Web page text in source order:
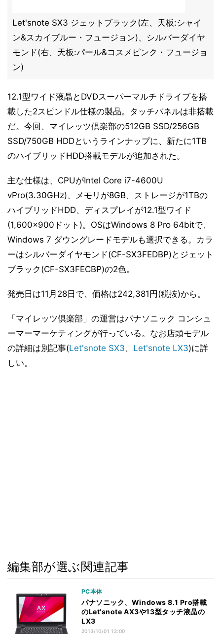
Let'snote SX3 ジェットブラック(左、天板:シャイ
ン&スカイブルー・フュージョン)、シルバーダイヤ
モンド(右、天板:パール&コスメピンク・フュージョ
ン)
12.1型ワイド液晶とDVDスーパーマルチドライブを搭
載した2スピンドル仕様の製品。タッチパネルは非搭載
だ。今回、マイレッツ倶楽部の512GB SSD/256GB
SSD/750GB HDDというラインナップに、新たに1TB
のハイブリッドHDD搭載モデルが追加された。
主な仕様は、CPUがIntel Core i7-4600U
vPro(3.30GHz)、メモリが8GB、ストレージが1TBの
ハイブリッドHDD、ディスプレイが12.1型ワイド
(1,600×900ドット)。OSはWindows 8 Pro 64bitで、
Windows 7 ダウングレードモデルも選択できる。カラ
ーはシルバーダイヤモンド(CF-SX3FEDBP)とジェット
ブラック(CF-SX3FECBP)の2色。
発売日は11月28日で、価格は242,381円(税抜)から。
「マイレッツ倶楽部」の運営はパナソニック コンシュ
ーマーマーケティングが行っている。なお店頭モデル
の詳細は別記事(Let'snote SX3、 Let'snote LX3)に詳
しい。
編集部が選ぶ関連記事
PC本体
パナソニック、Windows 8.1 Pro搭載
のLet'snote AX3や13型タッチ液晶の
LX3
2013/10/01 12:00